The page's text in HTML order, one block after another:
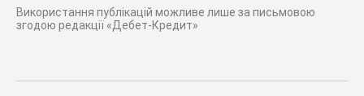
Використання публікацій можливе лише за письмовою
згодою редакції «Дебет-Кредит»